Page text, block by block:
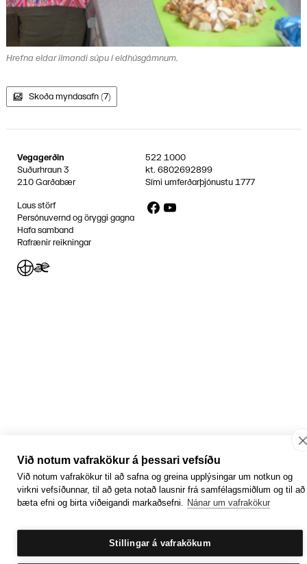
Hrefna eldar ilmandi súpu í eldhúsgámnum.
Skoða myndasafn (7)
Vegagerðin
Suðurhraun 3
210 Garðabær
522 1000
kt.6802692899
Sími umferðarþjónustu1777
Laus störf
Persónuvernd og öryggi gagna
Hafa samband
Rafrænir reikningar
FacebookYouTube
Jafnlaunavottun
Græn Skref
Við notum vafrakökur á þessari vefsíðu
Við notum vafrakökur til að safna og greina upplýsingar um notkun og
virkni vefsíðunnar, til að geta notað lausnir frá samfélagsmiðlum og til að
bæta efni og birta viðeigandi markaðsefni. Nánar um vafrakökur
Stillingar á vafrakökum